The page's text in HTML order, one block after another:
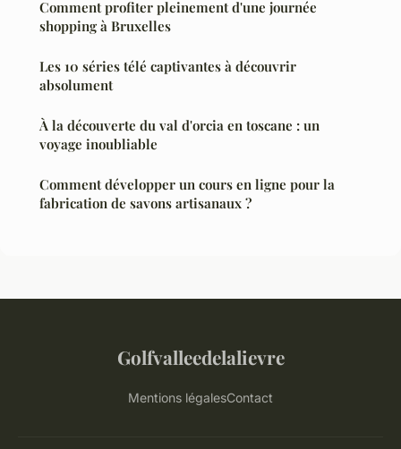
Comment profiter pleinement d'une journée
shopping à Bruxelles
Les 10 séries télé captivantes à découvrir
absolument
À la découverte du val d'orcia en toscane : un
voyage inoubliable
Comment développer un cours en ligne pour la
fabrication de savons artisanaux ?
Golfvalleedelalievre
Mentions légalesContact